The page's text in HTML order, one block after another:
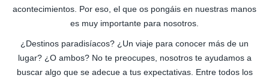
acontecimientos. Por eso, el que os pongáis en nuestras manos
es muy importante para nosotros.
¿Destinos paradisíacos? ¿Un viaje para conocer más de un
lugar? ¿O ambos? No te preocupes, nosotros te ayudamos a
buscar algo que se adecue a tus expectativas. Entre todos los